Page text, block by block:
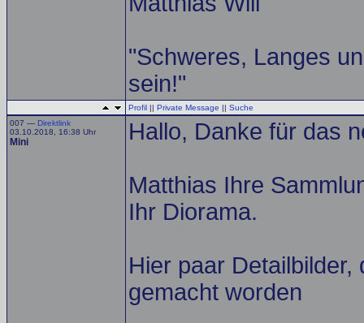
"Schweres, Langes
sein!"
Profil || Private Message || Suche
007 — Direktlink
03.10.2018, 16:38 Uhr
Mini Hallo, Danke für das
Matthias Ihre
Ihr Diorama.
Hier paar
gemacht worden